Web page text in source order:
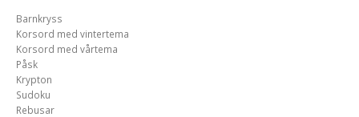
Barnkryss
Korsord med vintertema
Korsord med vårtema
Påsk
Krypton
Sudoku
Rebusar